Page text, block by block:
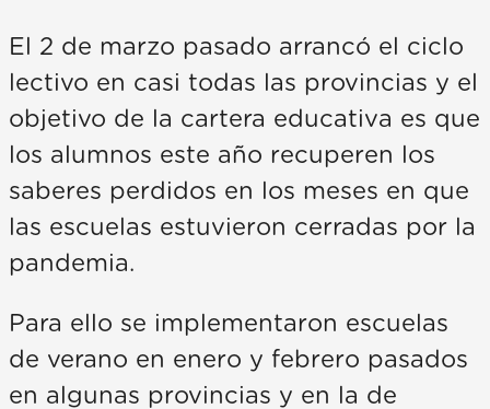
El 2 de marzo pasado arrancó el ciclo
lectivo en casi todas las provincias y el
objetivo de la cartera educativa es que
los alumnos este año recuperen los
saberes perdidos en los meses en que
las escuelas estuvieron cerradas por la
pandemia.
Para ello se implementaron escuelas
de verano en enero y febrero pasados
en algunas provincias y en la de